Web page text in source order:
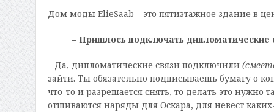
Дом моды ElieSaab – это пятиэтажное здание в
– Пришлось подключать дипломатические
– Да, дипломатические связи подключили
зайти. Ты обязательно подписываешь бумагу о
что-то и разрешается снять, то делать это
отшиваются наряды для Оскара, для невест